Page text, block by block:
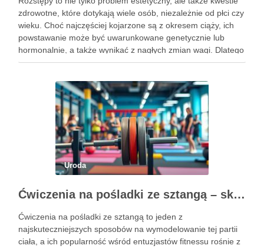
zdrowotne, które dotykają wiele osób, niezależnie od płci czy
wieku. Choć najczęściej kojarzone są z okresem ciąży, ich
powstawanie może być uwarunkowane genetycznie lub
hormonalnie, a także wynikać z nagłych zmian wagi. Dlatego
kluczowe jest, aby już od najmłodszych lat zadbać …
Uroda
Ćwiczenia na pośladki ze sztangą – skuteczne metody i techniki treningowe
Ćwiczenia na pośladki ze sztangą to jeden z
najskuteczniejszych sposobów na wymodelowanie tej partii
ciała, a ich popularność wśród entuzjastów fitnessu rośnie z